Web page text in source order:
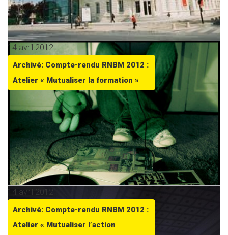
14 avril 2012
Archivé: Compte-rendu RNBM 2012 :
Atelier « Mutualiser la formation »
14 avril 2012
Archivé: Compte-rendu RNBM 2012 :
Atelier « Mutualiser l’action